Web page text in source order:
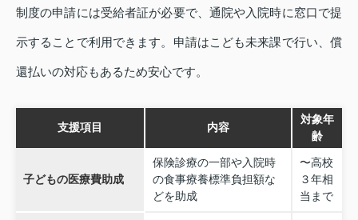
制度の申請には受給者証が必要で、通院や入院時に窓口で提
示することで利用できます。申請はこども未来課で行い、償
還払いの対応もあるため安心です。
支援項目 内容
対象年
齢
子どもの医療費助成
保険診療の一部や入院時
の食事療養標準負担額な
どを助成
〜高校
３年相
当まで